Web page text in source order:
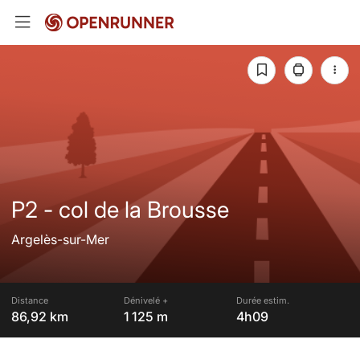
P2 - col de la Brousse
Argelès-sur-Mer
Distance
86,92 km
Dénivelé +
1 125 m
Durée estim.
4h09